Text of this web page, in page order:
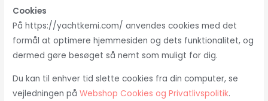
Cookies
På https://yachtkemi.com/ anvendes cookies med det
formål at optimere hjemmesiden og dets funktionalitet, og
dermed gøre besøget så nemt som muligt for dig.
Du kan til enhver tid slette cookies fra din computer, se
vejledningen påWebshop Cookies og Privatlivspolitik.